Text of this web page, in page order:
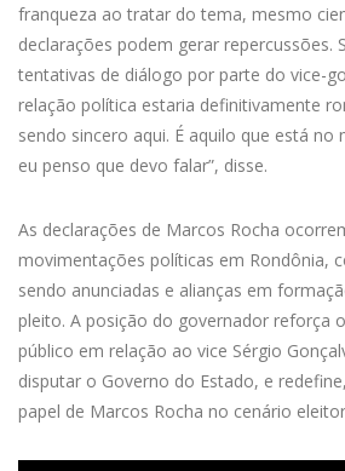
franqueza ao tratar do tema, mesmo
declarações podem gerar repercussões.
tentativas de diálogo por parte do vice-
relação política estaria definitivamente
sendo sincero aqui. É aquilo que está no
eu penso que devo falar”, disse.
As declarações de Marcos Rocha
movimentações políticas em Rondônia,
sendo anunciadas e alianças em
pleito. A posição do governador reforça
público em relação ao vice Sérgio
disputar o Governo do Estado, e
papel de Marcos Rocha no cenário